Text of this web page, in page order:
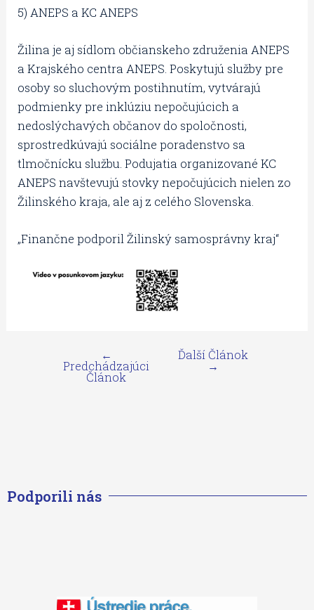
5) ANEPS a KC ANEPS
Žilina je aj sídlom občianskeho združenia ANEPS
a Krajského centra ANEPS. Poskytujú služby pre
osoby so sluchovým postihnutím, vytvárajú
podmienky pre inklúziu nepočujúcich a
nedoslýchavých občanov do spoločnosti,
sprostredkúvajú sociálne poradenstvo sa
tlmočnícku službu. Podujatia organizované KC
ANEPS navštevujú stovky nepočujúcich nielen zo
Žilinského kraja, ale aj z celého Slovenska.
„Finančne podporil Žilinský samosprávny kraj“
←
Predchádzajúci
Článok
Ďalší Článok
→
Podporili nás